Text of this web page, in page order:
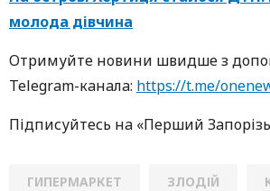
молода дівчина
Oтримуйте нoвини швидше з
Telegram-кaнaлa: https://t.me/
Підписуйтесь нa «Перший
ГИПЕРМАРКЕТ ЗЛОДІЙ